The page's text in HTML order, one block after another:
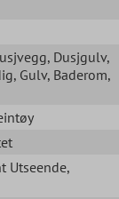
, Dusjgulv,
, Gulv, Baderom,
Utseende,